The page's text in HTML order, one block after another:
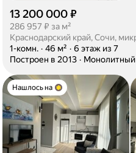
13 200 000 ₽
286 957 ₽ за м²
1-комн. · 46 м² · 6 этаж из 7
Построен в 2013 · Монолитный
Нашлось на